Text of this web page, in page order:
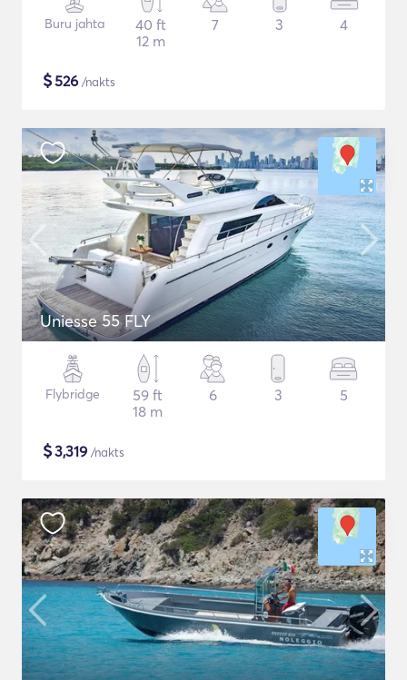
Buru jahta
40 ft
12 m
7 3 4
$526 /nakts
Uniesse 55 FLY
Flybridge
59 ft
18 m
6 3 5
$3,319 /nakts